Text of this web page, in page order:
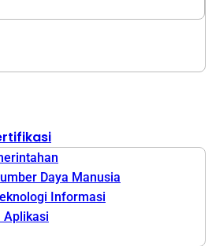
Daya Manusia
Informasi
Aplikasi